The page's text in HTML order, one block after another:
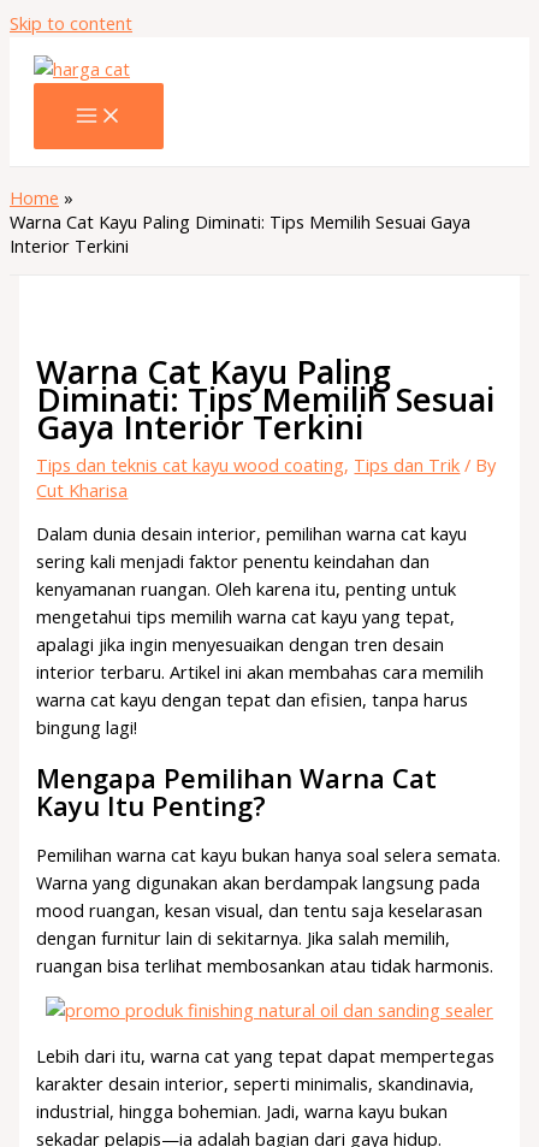
Skip to content
Home
Warna Cat Kayu Paling Diminati: Tips Memilih Sesuai Gaya
Interior Terkini
Warna Cat Kayu Paling
Diminati: Tips Memilih Sesuai
Gaya Interior Terkini
Tips dan teknis cat kayu wood coating, Tips dan Trik / By
Cut Kharisa
Dalam dunia desain interior, pemilihan warna cat kayu
sering kali menjadi faktor penentu keindahan dan
kenyamanan ruangan. Oleh karena itu, penting untuk
mengetahui tips memilih warna cat kayu yang tepat,
apalagi jika ingin menyesuaikan dengan tren desain
interior terbaru. Artikel ini akan membahas cara memilih
warna cat kayu dengan tepat dan efisien, tanpa harus
bingung lagi!
Mengapa Pemilihan Warna Cat
Kayu Itu Penting?
Pemilihan warna cat kayu bukan hanya soal selera semata.
Warna yang digunakan akan berdampak langsung pada
mood ruangan, kesan visual, dan tentu saja keselarasan
dengan furnitur lain di sekitarnya. Jika salah memilih,
ruangan bisa terlihat membosankan atau tidak harmonis.
Lebih dari itu, warna cat yang tepat dapat mempertegas
karakter desain interior, seperti minimalis, skandinavia,
industrial, hingga bohemian. Jadi, warna kayu bukan
sekadar pelapis—ia adalah bagian dari gaya hidup.